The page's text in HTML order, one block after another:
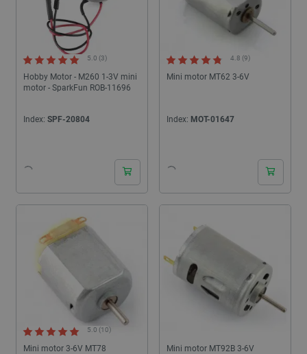
Hobby Motor - M260 1-3V mini
motor - SparkFun ROB-11696
5.0 (3)
Index: SPF-20804
Mini motor MT62 3-6V
4.8 (9)
Index: MOT-01647
Mini motor 3-6V MT78
5.0 (10)
Mini motor MT92B 3-6V